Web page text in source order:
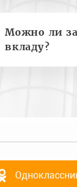
Можно ли
вкладу?